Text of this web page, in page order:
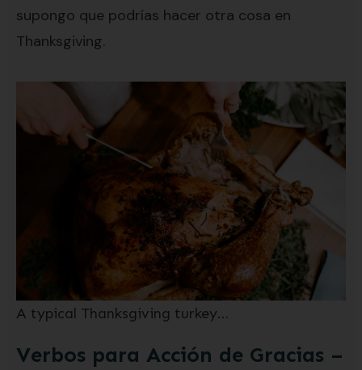
supongo que podrías hacer otra cosa en
Thanksgiving.
A typical Thanksgiving turkey…
Verbos para Acción de Gracias –